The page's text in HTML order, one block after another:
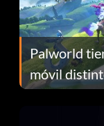
Palworld
móvil